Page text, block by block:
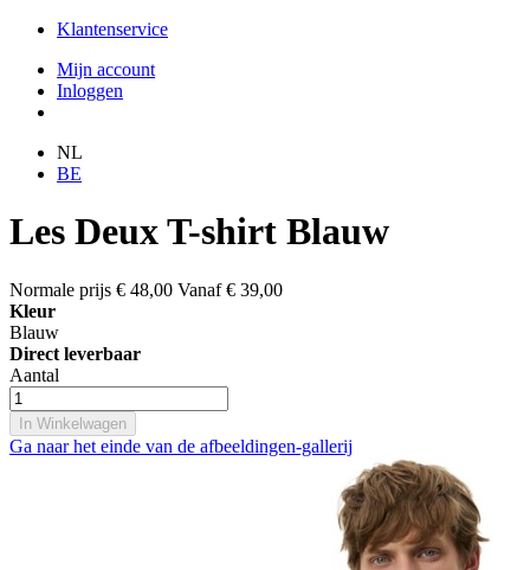
Klantenservice
Mijn account
Inloggen
NL
BE
Les Deux T-shirt Blauw
Normale prijs € 48,00 Vanaf € 39,00
Kleur
Blauw
Direct leverbaar
Aantal
In Winkelwagen
Ga naar het einde van de afbeeldingen-gallerij